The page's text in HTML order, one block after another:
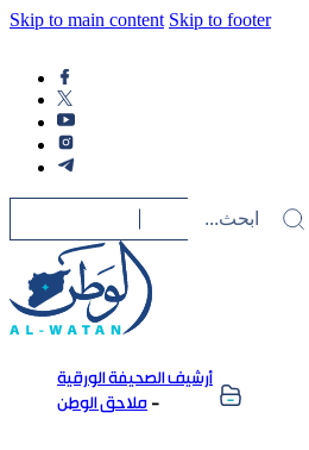
Skip to main content Skip to footer
أرشيف الصحيفة الورقية
ملاحق الوطن